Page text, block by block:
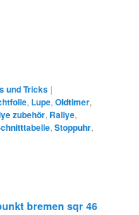
und Tricks |
, Lupe,Oldtimer,
zubehör, Rallye,
,Stoppuhr,
bremen sqr 46